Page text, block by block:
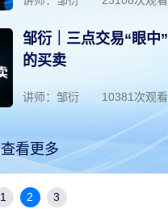
邹衍｜三点交易“眼中”
的买卖
讲师：邹衍 10381次观看
查看更多
1 2 3